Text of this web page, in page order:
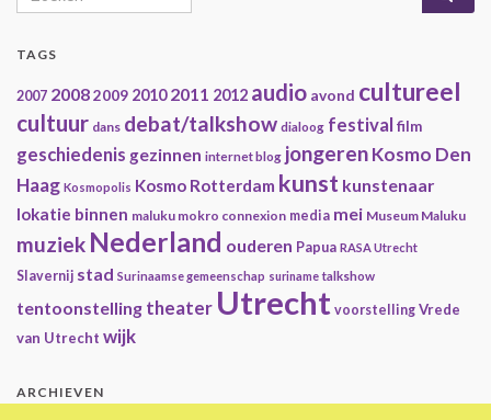
TAGS
2007 20082009 2010 2011 2012 audio avond cultureel
cultuur dans debat/talkshow dialoog festival film
geschiedenis gezinnen internet blog jongerenKosmo Den
Haag Kosmopolis Kosmo Rotterdam kunst kunstenaar
lokatie binnen maluku mokro connexion media mei Museum Maluku
muziek Nederland ouderen Papua RASA Utrecht
Slavernij stad Surinaamse gemeenschap suriname talkshow
tentoonstelling theater Utrecht voorstelling Vrede
van Utrecht wijk
ARCHIEVEN